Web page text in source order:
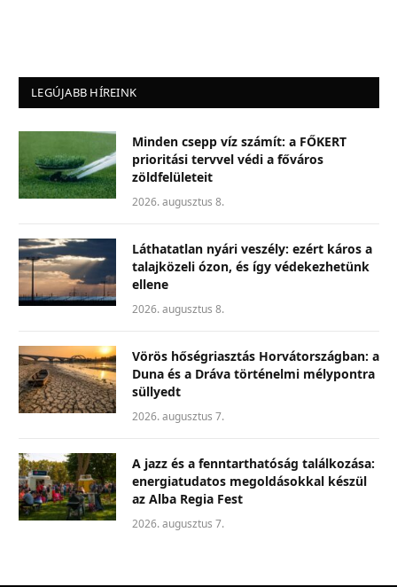
LEGÚJABB HÍREINK
Minden csepp víz számít: a FŐKERT
prioritási tervvel védi a főváros
zöldfelületeit
2026. augusztus 8.
Láthatatlan nyári veszély: ezért káros a
talajközeli ózon, és így védekezhetünk
ellene
2026. augusztus 8.
Vörös hőségriasztás Horvátországban: a
Duna és a Dráva történelmi mélypontra
süllyedt
2026. augusztus 7.
A jazz és a fenntarthatóság találkozása:
energiatudatos megoldásokkal készül
az Alba Regia Fest
2026. augusztus 7.